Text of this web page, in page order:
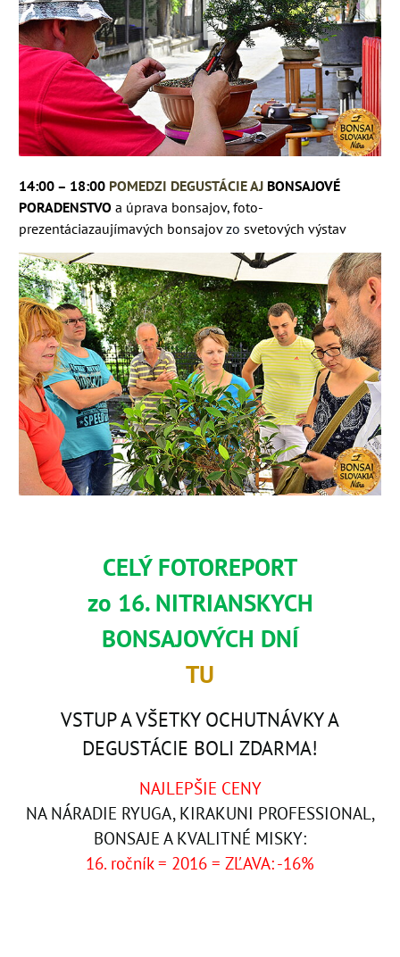
14:00 – 18:00 POMEDZI DEGUSTÁCIE AJ BONSAJOVÉ
PORADENSTVO a úprava bonsajov, foto-
prezentáciazaujímavých bonsajovzo svetových výstav
CELÝ FOTOREPORT
zo 16. NITRIANSKYCH
BONSAJOVÝCH DNÍ
TU
VSTUP A VŠETKY OCHUTNÁVKY A
DEGUSTÁCIE BOLI ZDARMA!
NAJLEPŠIE CENY
NA NÁRADIE RYUGA, KIRAKUNI PROFESSIONAL,
BONSAJE A KVALITNÉ MISKY:
16. ročník = 2016 = ZĽAVA: -16%